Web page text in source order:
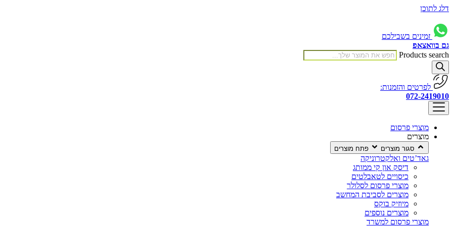
דלג לתוכן
זמינים בשבילכם
גם בוואצאפ
Products search
לפרטים והזמנות:
072-2419010
מוצרי פרסום
מוצרים
סגור מוצרים פתח מוצרים
גאד’טים ואלקטרוניקה
דיסק און קי ממותג
כיסויים לטאבלטים
מוצרי פרסום לסלולר
מוצרים לסביבת המחשב
מיוזיק בוקס
מוצרים נוספים
מוצרי פרסום למשרד